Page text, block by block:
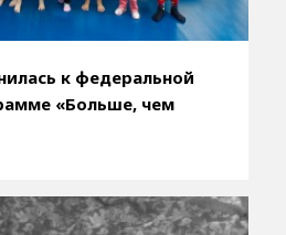
к федеральной
«Больше, чем